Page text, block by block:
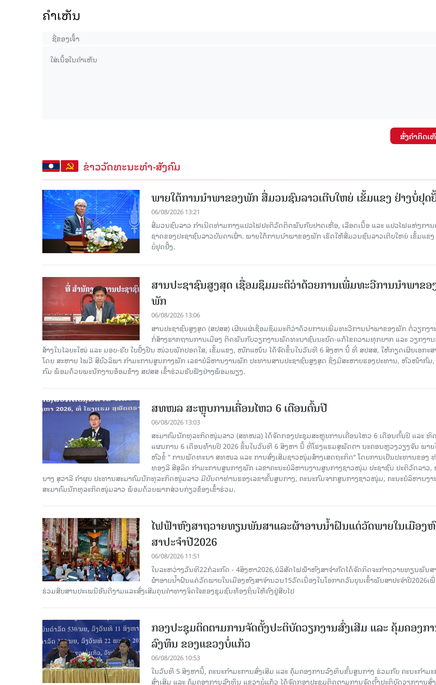
ຄໍາເຫັນ
ສົ່ງຄໍາຄິດເ
ຂ່າວວັດທະນະທຳ-ສັງຄົມ
ພາຍໃຕ້ການນໍາພາຂອງພັກ ສື່ມວນຊົນລາວເຕີບໃຫຍ່ ເຂັ້ມແຂງ ຢ່າງບໍ່ຢຸດ
06/08/2026 13:21
ສື່ມວນຊົນລາວ ກຳເນີດທ່າມກາງແປວໄຟປະຕິວັດຕິດພັນກັບຢາດເຫື່ອ, ເລືອດເນື້ອ ແລະ ແປວໄຟແຫ່ງກາ
ຊາດຂອງປະຊາຊົນລາວບັນດາເຜົ່າ. ພາຍໃຕ້ການນໍາພາຂອງພັກ ເຮັດໃຫ້ສື່ມວນຊົນລາວເຕີບໃຫຍ່ ເຂັ້ມແຂງ
ບໍ່ຢຸດຢັ້ງ.
ສານປະຊາຊົນສູງສຸດ ເຊື່ອມຊຶມມະຕິວ່າດ້ວຍການເພີ່ມທະວີການນຳພາຂອ
ພັກ
06/08/2026 13:06
ສານປະຊາຊົນສູງສຸດ (ສປສສ) ເຜີຍແຜ່ເຊື່ອມຊຶມມະຕິວ່າດ້ວຍການເພີ່ມທະວີການນຳພາຂອງພັກ ຕໍ່ວຽກງາ
ກໍ່ສ້າງຮາກຖານການເມືອງ ຕິດພັນກັບວຽກງານພັດທະນາຊົນນະບົດ-ແກ້ໄຂຄວາມທຸກຍາກ ແລະ ວຽກງາ
ສ້າງໃນໄລຍະໃໝ່ ແລະ ມອບ-ຮັບ ໃບຢັ້ງຢືນ ໜ່ວຍພັກປອດໃສ, ເຂັ້ມແຂງ, ໜັກແໜ້ນ ໄດ້ຈັດຂຶ້ນໃນວັນທີ 6 ສິງຫາ ນີ້ ທີ່ ສປສສ, ໃຫ້ກຽດເຜີຍເອກະສ
ໂດຍ ສະຫາຍ ໄພວີ ສີບົວລິພາ ກຳມະການສູນກາງພັກ ເລຂາບໍລິຫານງານພັກ ປະທານສານປະຊາຊົນສູງສຸດ ຊຶ່ງມີສະຫາຍຮອງປະທານ, ຫົວໜ້າກົມ,
ກົມ ພ້ອມດ້ວຍພະນັກງານອ້ອມຂ້າງ ສປສສ ເຂົ້າຮ່ວມຮັບຟັງຢ່າງພ້ອມພຽງ.
ສທໜລ ສະຫຼຸບການເຄື່ອນໄຫວ 6 ເດືອນຕົ້ນປີ
06/08/2026 13:03
ສະມາຄົມນັກທຸລະກິດໜຸ່ມລາວ (ສທໜລ) ໄດ້ຈັດກອງປະຊຸມສະຫຼຸບການເຄື່ອນໄຫວ 6 ເດືອນຕົ້ນປີ ແລະ ທິ
ແຜນການ 6 ເດືອນທ້າຍປີ 2026 ຂຶ້ນໃນວັນທີ 6 ສິງຫາ ນີ້ ທີ່ໂຮງແຮມສຸພັດຕາ ນະຄອນຫຼວງວຽງຈັນ ພາຍ
ຫົວຂໍ້ “ ການພັດທະນາ ສທໜລ ແລະ ການສົ່ງເສີມຊາວໜຸ່ມສ້າງເສດຖະກິດ“ ໂດຍການເປັນປະທານຂອງ
ທອງລີ ສີສຸລິດ ກຳມະການສູນກາງພັກ ເລຂາຄະນະບໍລິຫານງານສູນກາງຊາວໜຸ່ມ ປະຊາຊົນ ປະຕິວັດລາວ,
ນາງ ສຸວາລີ ຄຳຜຸຍ ປະທານສະມາຄົມນັກທຸລະກິດໜຸ່ມລາວ ມີບັນດາທ່ານຮອງເລຂາຂັ້ນສູນກາງ, ຄະນະກົມຈາກສູນກາງຊາວໜຸ່ມ, ຄະນະບໍລິຫານງາ
ສະມາຄົມນັກທຸລະກິດໜຸ່ມລາວ ພ້ອມດ້ວຍພາກສ່ວນກ່ຽວຂ້ອງເຂົ້າຮ່ວມ.
ໄຟຟ້າຫົງສາຖວາຍທຽນພັນສາແລະຜ້າອາບນໍ້າຝົນແດ່ວັດພາຍໃນເມືອງ
ສາປະຈໍາປີ2026
06/08/2026 11:51
ໃນລະຫວ່າງວັນທີ22ກໍລະກົດ - 4ສິງຫາ2026,ບໍລິສັດໄຟຟ້າຫົງສາຈໍາກັດໄດ້ຈັດກິດຈະກໍາຖວາຍທຽນພັນສ
ຜ້າອາບນໍ້າຝົນແດ່ວັດພາຍໃນເມືອງຫົງສາຈໍານວນ15ວັດເນື່ອງໃນໂອກາດວັນບຸນເຂົ້າພັນສາປະຈໍາປີ2026ເ
ຮ່ວມສືບສານປະເພນີອັນດີງາມແລະສົ່ງເສີມຄຸນຄ່າທາງຈິດໃຈຂອງຊຸມຊົນທ້ອງຖິ່ນໃຫ້ຄົງຢູ່ສືບໄປ
ກອງປະຊຸມຕິດຕາມການຈັດຕັ້ງປະຕິບັດວຽກງານສົ່ງເສີມ ແລະ ຄຸ້ມຄອງກ
ລົງທຶນ ຂອງແຂວງບໍ່ແກ້ວ
06/08/2026 10:53
ໃນວັນທີ 5 ສິງຫານີ້, ຄະນະກໍາມະການສົ່ງເສີມ ແລະ ຄຸ້ມຄອງການລົງທຶນຂັ້ນສູນກາງ ຮ່ວມກັບ ຄະນະກໍາມະ
ສົ່ງເສີມ ແລະ ຄຸ້ມຄອງການລົງທຶນ ແຂວງບໍ່ແກ້ວ ໄດ້ຈັດກອງປະຊຸມຕິດຕາມການຈັດຕັ້ງປະຕິບັດວຽກງານສົ່